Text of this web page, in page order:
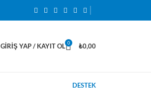
GIRIŞ YAP / KAYIT OL 0 ₺0,00
DESTEK